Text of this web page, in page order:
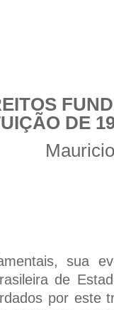
DE
sua
de
por este